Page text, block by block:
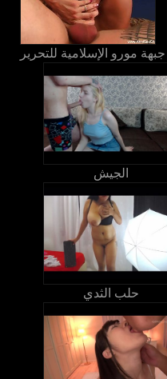
جبهة مورو الإسلامية للتحرير
الجيش
حلب الثدي